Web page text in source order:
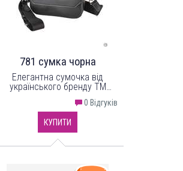
781 сумка чорна
Елегантна сумочка від
українського бренду ТМ
шкірозамінника високої якості
та красивої надійної фурнітури.
0 Відгуків
КУПИТИ